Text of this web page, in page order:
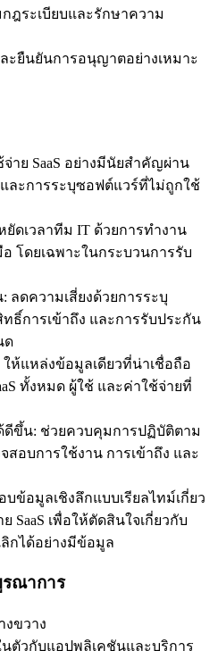
ฎระเบียบและรักษาความ
ะยืนยันการอนุญาตอย่างเหมาะ
าย SaaS อย่างมีนัยสำคัญผ่าน
ละการระบุซอฟต์แวร์ที่ไม่ถูกใช้
ดเวลาทีม IT ด้วยการทำงาน
โดยเฉพาะในกระบวนการรับ
ลดความเสี่ยงด้วยการระบุ
ทธิ์การเข้าถึง และการรับประกัน
ด
ห้แหล่งข้อมูลเดียวที่น่าเชื่อถือ
ทั้งหมด ผู้ใช้ และค่าใช้จ่ายที่
ขึ้น: ช่วยควบคุมการปฏิบัติตาม
สอบการใช้งาน การเข้าถึง และ
ข้อมูลเชิงลึกแบบเรียลไทม์เกี่ยว
SaaS เพื่อให้ตัดสินใจเกี่ยวกับ
กได้อย่างมีข้อมูล
รณาการ
งขวาง
ตัวกับแอปพลิเคชันและบริการ